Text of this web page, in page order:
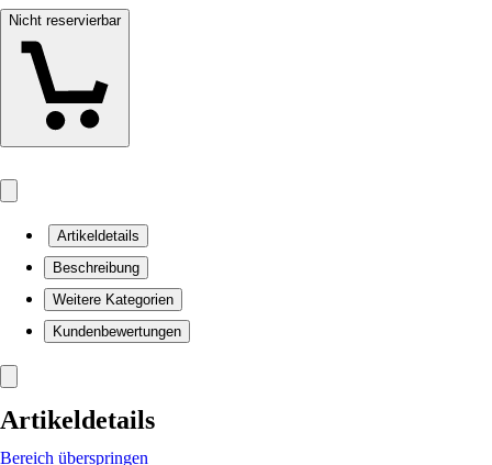
Nicht reservierbar
Artikeldetails
Beschreibung
Weitere Kategorien
Kundenbewertungen
Artikeldetails
Bereich überspringen